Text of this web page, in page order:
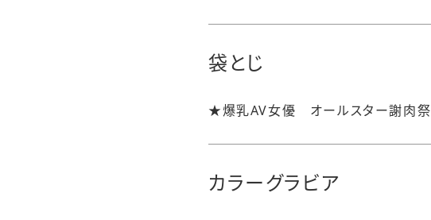
袋とじ
★爆乳AV女優 オールスター謝肉祭
カラーグラビア